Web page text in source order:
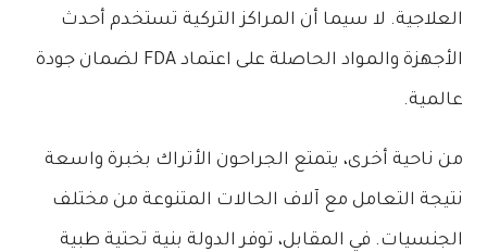
العلاجية. لا سيما أن المراكز التركية تستخدم أحدث
الأجهزة والمواد الحاصلة على اعتماد FDA لضمان جودة
عالمية.
من ناحية أخرى، يتمتع الجراحون الأتراك بخبرة واسعة
نتيجة التعامل مع آلاف الحالات المتنوعة من مختلف
الجنسيات. في المقابل، توفر الدولة بنية تحتية طبية